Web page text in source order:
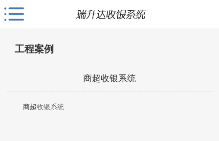
工程案例
商超收银系统
商超收银系统